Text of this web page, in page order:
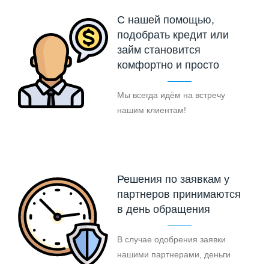
С нашей помощью,
подобрать кредит или
займ становится
комфортно и просто
Мы всегда идём на встречу
нашим клиентам!
Решения по заявкам у
партнеров принимаются
в день обращения
В случае одобрения заявки
нашими партнерами, деньги